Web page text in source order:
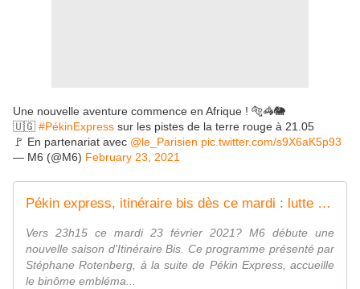
Une nouvelle aventure commence en Afrique ! 🐅🦓🐘
🇺🇬 #PékinExpress sur les pistes de la terre rouge à 21.05
🚩 En partenariat avec @le_Parisien pic.twitter.com/s9X6aK5p93
— M6 (@M6) February 23, 2021
Pékin express, itinéraire bis dès ce mardi : lutte ougandaise et danse africaine pour Briac et Fabrice. - Leblogtvnews
Vers 23h15 ce mardi 23 février 2021? M6 débute une
nouvelle saison d'Itinéraire Bis. Ce programme présenté par
Stéphane Rotenberg, à la suite de Pékin Express, accueille
le binôme embléma...